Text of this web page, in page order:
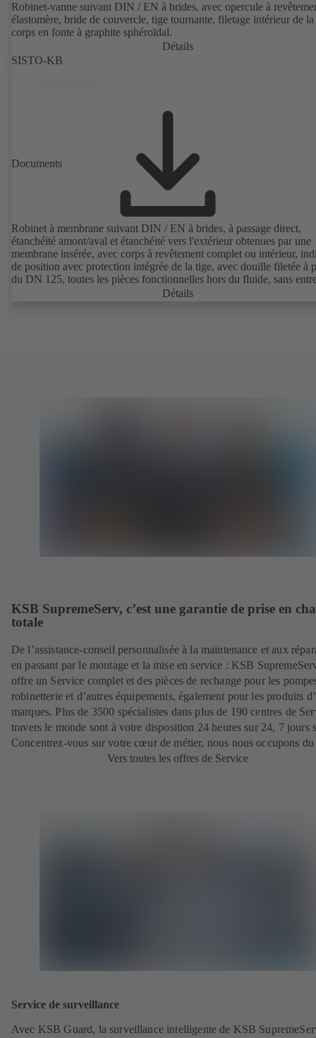
Robinet-vanne suivant DIN / EN à brides, avec opercule à
élastomère, bride de couvercle, tige tournante, filetage intérieur de
corps en fonte à graphite sphéroïdal.
Détails
SISTO-KB
Documents
Robinet à membrane suivant DIN / EN à brides, à passage direct,
étanchéité amont/aval et étanchéité vers l'extérieur obtenues par une
membrane insérée, avec corps à revêtement complet ou intérieur,
de position avec protection intégrée de la tige, avec douille filetée à
du DN 125, toutes les pièces fonctionnelles hors du fluide, sans
Détails
KSB SupremeServ, c’est une garantie de prise en
totale
De l’assistance-conseil personnalisée à la maintenance et aux
en passant par le montage et la mise en service : KSB
offre un Service complet et des pièces de rechange pour les
robinetterie et d’autres équipements, également pour les produits
marques. Plus de 3500 spécialistes dans plus de 190 centres de
travers le monde sont à votre disposition 24 heures sur 24, 7 jours
Concentrez-vous sur votre cœur de métier, nous nous occupons du
Vers toutes les offres de Service
Service de surveillance
Avec KSB Guard, la surveillance intelligente de KSB